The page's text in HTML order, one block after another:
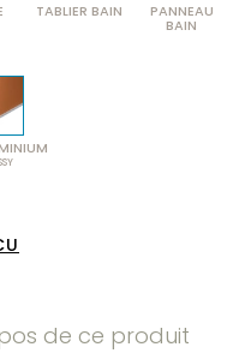
TABLIER BAIN PANNEAU
BAIN
de ce produit